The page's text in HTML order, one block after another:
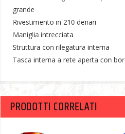
grande
Rivestimento in 210 denari
Maniglia intrecciata
Struttura con rilegatura interna
Tasca interna a rete aperta con
PRODOTTI CORRELATI